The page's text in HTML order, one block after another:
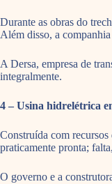
Durante as obras do
Além disso, a
A Dersa, empresa de
integralmente.
4 – Usina hidrelétrica
Construída com
praticamente pronta;
O governo e a